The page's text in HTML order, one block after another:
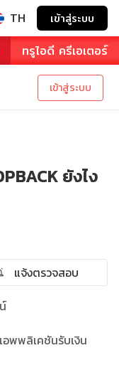
TH เข้าสู่ระบบ
ทรูไอดี ครีเอเตอร์
เข้าสู่ระบบ
ยังไง
แจ้งตรวจสอบ
อพพลิเคชันรับเงิน